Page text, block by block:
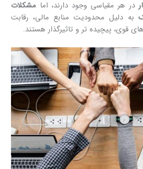
در هر مقیاسی وجود دارند، اما مشکلات
به دلیل محدودیت منابع مالی، رقابت
قوی، پیچیده ‌تر و تاثیرگذار هستند.